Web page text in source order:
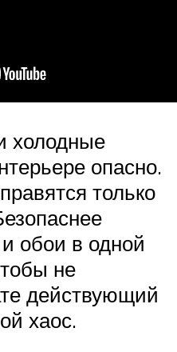
холодные
опасно.
только
обои в одной
не
действующий
хаос.